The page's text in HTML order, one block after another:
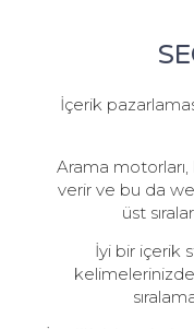
İçerik
Arama
verir ve bu da
üst
İyi bir içerik